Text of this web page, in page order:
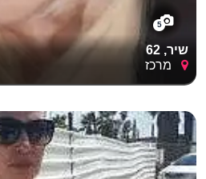
5
שיר, 62
מרכז